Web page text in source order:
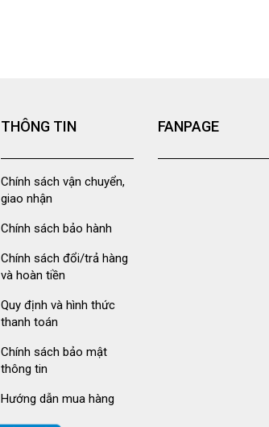
THÔNG TIN
Chính sách vận chuyển,
giao nhận
Chính sách bảo hành
Chính sách đổi/trả hàng
và hoàn tiền
Quy định và hình thức
thanh toán
Chính sách bảo mật
thông tin
Hướng dẫn mua hàng
FANPAGE